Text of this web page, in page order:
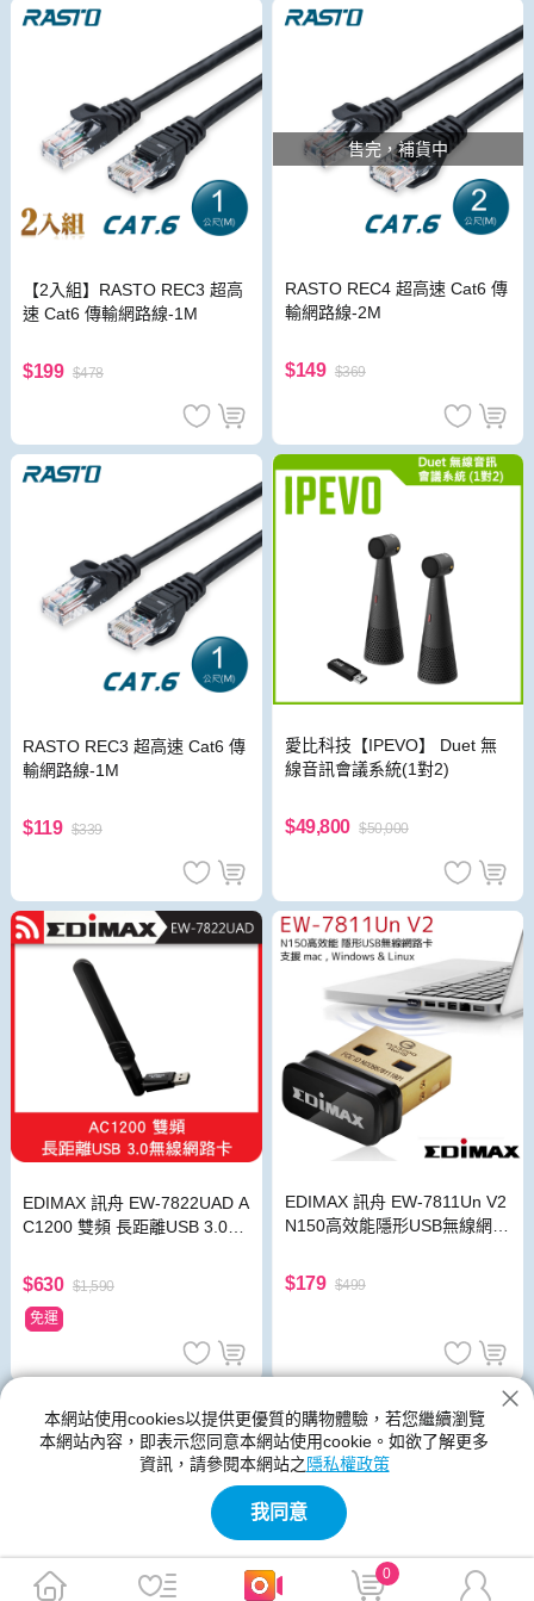
【2入組】RASTO REC3 超高
速 Cat6 傳輸網路線-1M
$199 $478
售完，補貨中
RASTO REC4 超高速 Cat6 傳
輸網路線-2M
$149 $369
RASTO REC3 超高速 Cat6 傳
輸網路線-1M
$119 $339
愛比科技【IPEVO】 Duet 無
線音訊會議系統(1對2)
$49,800 $50,000
EDIMAX 訊舟 EW-7822UAD A
C1200 雙頻 長距離USB 3.0無
$630 $1,590
免運
EDIMAX 訊舟 EW-7811Un V2
N150高效能隱形USB無線網路
$179 $499
網路周邊設備
神腦生活的網路周邊設備館別提供各種類型、尺寸規格、功能、顏
色的產品,網路周邊設備的新品與優惠商品都在神腦生活裡
本網站使用cookies以提供更優質的購物體驗，若您繼續瀏覽
本網站內容，即表示您同意本網站使用cookie。如欲了解更多
資訊，請參閱本網站之 隱私權政策
我同意
0